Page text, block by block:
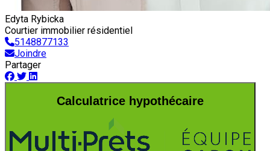
Edyta Rybicka
Courtier immobilier résidentiel
5148877133
Joindre
Partager
Calculatrice hypothécaire